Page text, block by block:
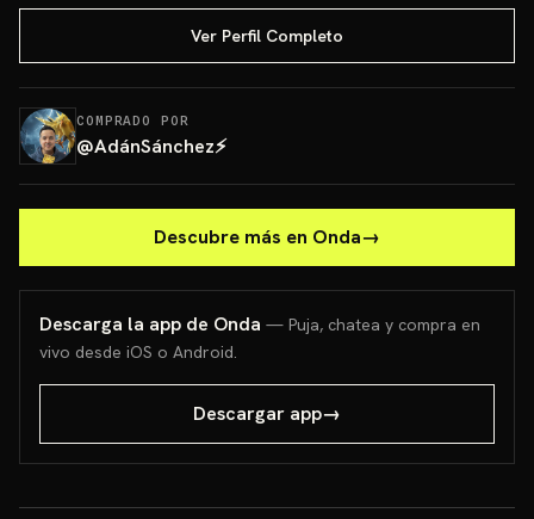
Ver Perfil Completo
COMPRADO POR
@AdánSánchez⚡️
Descubre más en Onda→
Descarga la app de Onda — Puja, chatea y compra en
vivo desde iOS o Android.
Descargar app→